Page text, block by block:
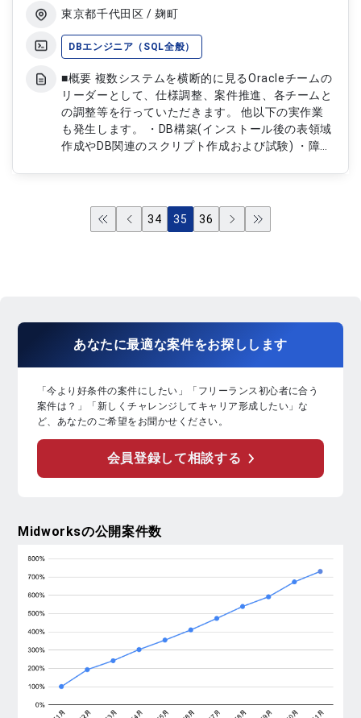
東京都千代田区 / 麹町
DBエンジニア（SQL全般）
■概要 複数システムを横断的に見るOracleチームの
リーダーとして、仕様調整、案件推進、各チームと
の調整等を行っていただきます。 他以下の実作業
も発生します。 ・DB構築(インストール後の表領域
作成やDB関連のスクリプト作成および試験) ・障害
ッチ双方)
34 35 36
あなたに最適な案件をお探し します
「今より好条件の案件にしたい」「フリーランス初心者に合う
案件は？」「新しくチャレンジしてキャリア形成したい」な
ど、あなたのご希望をお聞かせください。
会員登録して相談する
Midworksの公開案件数